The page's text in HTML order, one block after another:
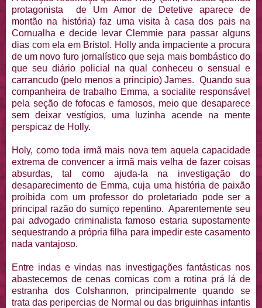
protagonista de Um Amor de Detetive aparece de
montão na história) faz uma visita à casa dos pais na
Cornualha e decide levar Clemmie para passar alguns
dias com ela em Bristol. Holly anda impaciente a procura
de um novo furo jornalístico que seja mais bombástico do
que seu diário policial na qual conheceu o sensual e
carrancudo (pelo menos a principio) James. Quando sua
companheira de trabalho Emma, a socialite responsável
pela seção de fofocas e famosos, meio que desaparece
sem deixar vestígios, uma luzinha acende na mente
perspicaz de Holly.
Holy, como toda irmã mais nova tem aquela capacidade
extrema de convencer a irmã mais velha de fazer coisas
absurdas, tal como ajuda-la na investigação do
desaparecimento de Emma, cuja uma história de paixão
proibida com um professor do proletariado pode ser a
principal razão do sumiço repentino. Aparentemente seu
pai advogado criminalista famoso estaria supostamente
sequestrando a própria filha para impedir este casamento
nada vantajoso.
Entre indas e vindas nas investigações fantásticas nos
abastecemos de cenas comicas com a rotina prá lá de
estranha dos Colshannon, principalmente quando se
trata das peripercias de Normal ou das briguinhas infantis